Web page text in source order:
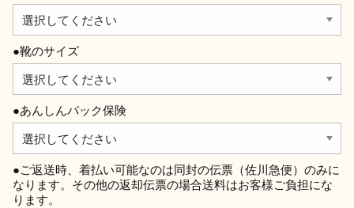
●靴のサイズ
●あんしんパック保険
●ご返送時、着払い可能なのは同封の伝票（佐川急便）のみに
なります。その他の返却伝票の場合送料はお客様ご負担にな
ります。